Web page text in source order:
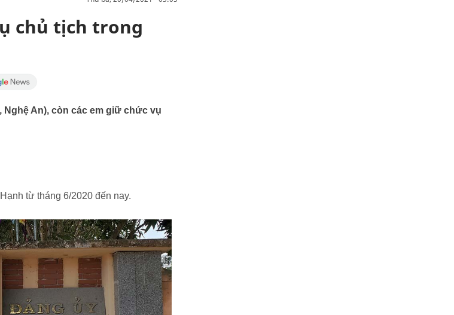
chủ tịch trong
An), còn các em giữ chức vụ
từ tháng 6/2020 đến nay.